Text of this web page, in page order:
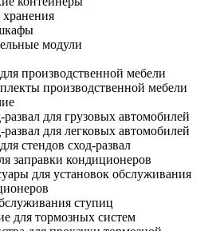
модули
производственной мебели
производственной мебели
для грузовых автомобилей
для легковых автомобилей
стендов сход-развал
заправки кондиционеров
для установок обслуживания
ступиц
для тормозных систем